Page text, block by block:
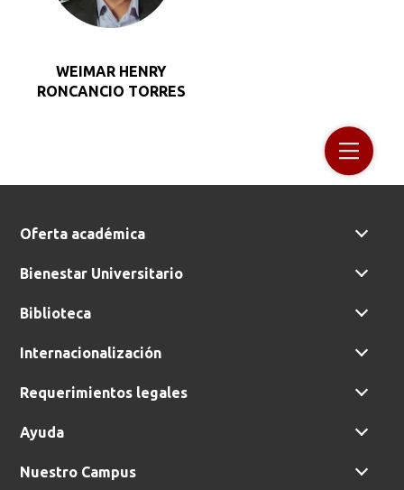
WEIMAR HENRY
RONCANCIO TORRES
Oferta académica
Bienestar Universitario
Biblioteca
Internacionalización
Requerimientos legales
Ayuda
Nuestro Campus